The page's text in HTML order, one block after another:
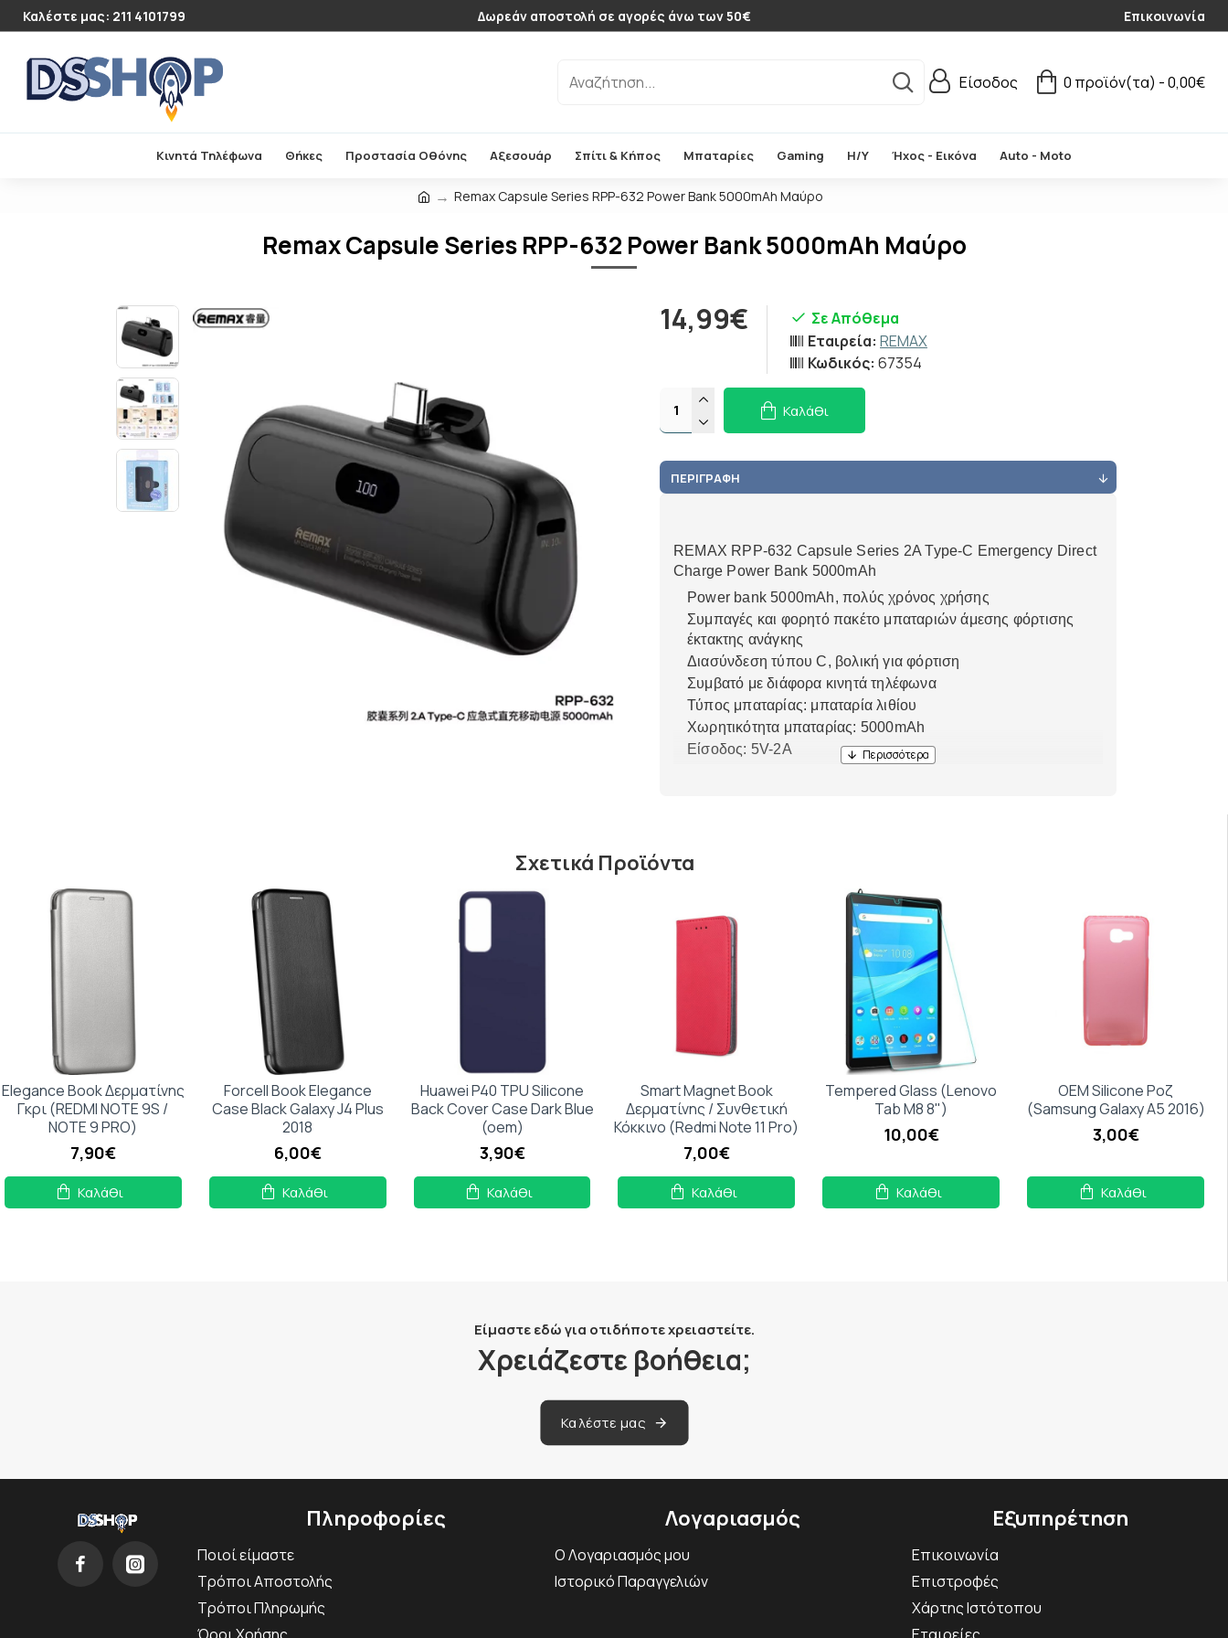
Καλέστε μας: 211 4101799 Δωρεάν αποστολή σε αγορές άνω των 50€ Επικοινωνία
Είσοδος 0 προϊόν(τα) - 0,00€
Κινητά Τηλέφωνα Θήκες Προστασία Οθόνης Αξεσουάρ Σπίτι & Κήπος Μπαταρίες Gaming Η/Υ Ήχος - Εικόνα Auto - Moto
Remax Capsule Series RPP-632 Power Bank 5000mAh Μαύρο
Remax Capsule Series RPP-632 Power Bank 5000mAh Μαύρο
14,99€
Σε Απόθεμα
Εταιρεία: REMAX
Κωδικός: 67354
Καλάθι
ΠΕΡΙΓΡΑΦΉ
REMAX RPP-632 Capsule Series 2A Type-C Emergency Direct
Charge Power Bank 5000mAh
Power bank 5000mAh, πολύς χρόνος χρήσης
Συμπαγές και φορητό πακέτο μπαταριών άμεσης φόρτισης
έκτακτης ανάγκης
Διασύνδεση τύπου C, βολική για φόρτιση
Συμβατό με διάφορα κινητά τηλέφωνα
Τύπος μπαταρίας: μπαταρία λιθίου
Χωρητικότητα μπαταρίας: 5000mAh
Είσοδος: 5V-2A
Σχετικά Προϊόντα
Elegance Book Δερματίνης
Γκρι (REDMI NOTE 9S /
NOTE 9 PRO)
7,90€
Καλάθι
Forcell Book Elegance
Case Black Galaxy J4 Plus
2018
6,00€
Καλάθι
Huawei P40 TPU Silicone
Back Cover Case Dark Blue
(oem)
3,90€
Καλάθι
Smart Magnet Book
Δερματίνης / Συνθετική
Κόκκινο (Redmi Note 11 Pro)
7,00€
Καλάθι
Tempered Glass (Lenovo
Tab M8 8")
10,00€
Καλάθι
OEM Silicone Ροζ
(Samsung Galaxy A5 2016)
3,00€
Καλάθι
Είμαστε εδώ για οτιδήποτε χρειαστείτε.
Χρειάζεστε βοήθεια;
Καλέστε μας
Πληροφορίες
Ποιοί είμαστε
Τρόποι Αποστολής
Τρόποι Πληρωμής
Λογαριασμός
Ο Λογαριασμός μου
Ιστορικό Παραγγελιών
Εξυπηρέτηση
Επικοινωνία
Επιστροφές
Χάρτης Ιστότοπου